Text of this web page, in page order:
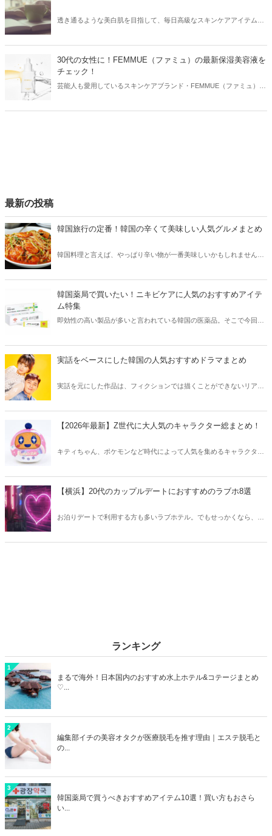
透き通るような美白肌を目指して、毎日高級なスキンケアアイテムで
まとめてご紹介します♪
30代の女性に！FEMMUE（ファミュ）の最新保湿美容液を
チェック！
芸能人も愛用しているスキンケアブランド・FEMMUE（ファミュ）。
最新の投稿
韓国旅行の定番！韓国の辛くて美味しい人気グルメまとめ
韓国料理と言えば、やっぱり辛い物が一番美味しいかもしれません。
方も必見です。
韓国薬局で買いたい！ニキビケアに人気のおすすめアイテ
ム特集
即効性の高い製品が多いと言われている韓国の医薬品。そこで今回は
う。
実話をベースにした韓国の人気おすすめドラマまとめ
実話を元にした作品は、フィクションでは描くことができないリアル
【2026年最新】Z世代に大人気のキャラクター総まとめ！
キティちゃん、ポケモンなど時代によって人気を集めるキャラクター
クしてみましょう。
【横浜】20代のカップルデートにおすすめのラブホ8選
お泊りデートで利用する方も多いラブホテル。でもせっかくなら、キ
ランキング
1
まるで海外！日本国内のおすすめ水上ホテル&コテージまとめ
♡...
2
編集部イチの美容オタクが医療脱毛を推す理由｜エステ脱毛と
の...
3
韓国薬局で買うべきおすすめアイテム10選！買い方もおさら
い...